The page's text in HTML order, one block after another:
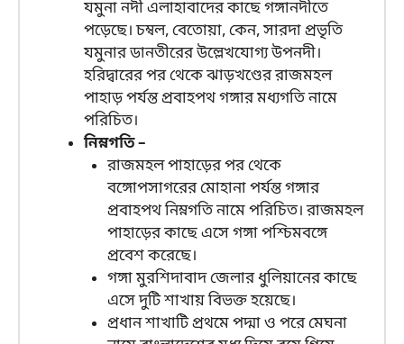
যমুনা নদী এলাহাবাদের কাছে গঙ্গানদীতে
পড়েছে। চম্বল, বেতোয়া, কেন, সারদা প্রভৃতি
যমুনার ডানতীরের উল্লেখযোগ্য উপনদী।
হরিদ্বারের পর থেকে ঝাড়খণ্ডের রাজমহল
পাহাড় পর্যন্ত প্রবাহপথ গঙ্গার মধ্যগতি নামে
পরিচিত।
নিম্নগতি –
রাজমহল পাহাড়ের পর থেকে
বঙ্গোপসাগরের মোহানা পর্যন্ত গঙ্গার
প্রবাহপথ নিম্নগতি নামে পরিচিত। রাজমহল
পাহাড়ের কাছে এসে গঙ্গা পশ্চিমবঙ্গে
প্রবেশ করেছে।
গঙ্গা মুরশিদাবাদ জেলার ধুলিয়ানের কাছে
এসে দুটি শাখায় বিভক্ত হয়েছে।
প্রধান শাখাটি প্রথমে পদ্মা ও পরে মেঘনা